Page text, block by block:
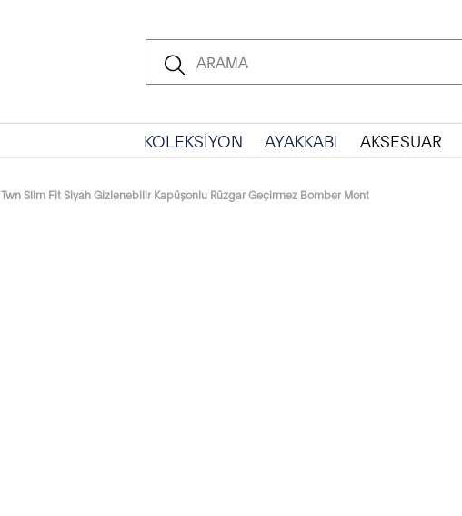
KOLEKSİYON AYAKKABI AKSESUAR
Twn Slim Fit Siyah Gizlenebilir Kapüşonlu Rüzgar Geçirmez Bomber Mont